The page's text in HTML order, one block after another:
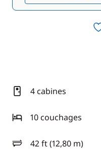
4 cabines
10 couchages
42 ft (12,80 m)
longueur